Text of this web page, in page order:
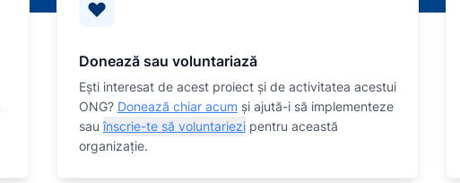
Donează sau voluntariază
Eşti interesat de acest proiect și de activitatea acestui
ONG? Donează chiar acum și ajută-i să implementeze
sauînscrie-te să voluntariezipentru această
organizaţie.